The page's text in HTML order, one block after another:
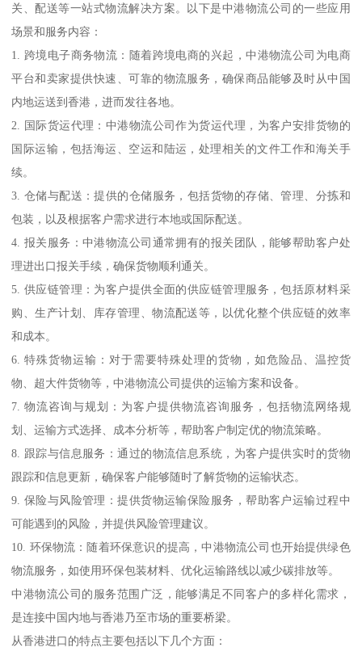
关、配送等一站式物流解决方案。以下是中港物流公司的一些应用
场景和服务内容：
1. 跨境电子商务物流：随着跨境电商的兴起，中港物流公司为电商
平台和卖家提供快速、可靠的物流服务，确保商品能够及时从中国
内地运送到香港，进而发往各地。
2. 国际货运代理：中港物流公司作为货运代理，为客户安排货物的
国际运输，包括海运、空运和陆运，处理相关的文件工作和海关手
续。
3. 仓储与配送：提供的仓储服务，包括货物的存储、管理、分拣和
包装，以及根据客户需求进行本地或国际配送。
4. 报关服务：中港物流公司通常拥有的报关团队，能够帮助客户处
理进出口报关手续，确保货物顺利通关。
5. 供应链管理：为客户提供全面的供应链管理服务，包括原材料采
购、生产计划、库存管理、物流配送等，以优化整个供应链的效率
和成本。
6. 特殊货物运输：对于需要特殊处理的货物，如危险品、温控货
物、超大件货物等，中港物流公司提供的运输方案和设备。
7. 物流咨询与规划：为客户提供物流咨询服务，包括物流网络规
划、运输方式选择、成本分析等，帮助客户制定优的物流策略。
8. 跟踪与信息服务：通过的物流信息系统，为客户提供实时的货物
跟踪和信息更新，确保客户能够随时了解货物的运输状态。
9. 保险与风险管理：提供货物运输保险服务，帮助客户运输过程中
可能遇到的风险，并提供风险管理建议。
10. 环保物流：随着环保意识的提高，中港物流公司也开始提供绿色
物流服务，如使用环保包装材料、优化运输路线以减少碳排放等。
中港物流公司的服务范围广泛，能够满足不同客户的多样化需求，
是连接中国内地与香港乃至市场的重要桥梁。
从香港进口的特点主要包括以下几个方面：